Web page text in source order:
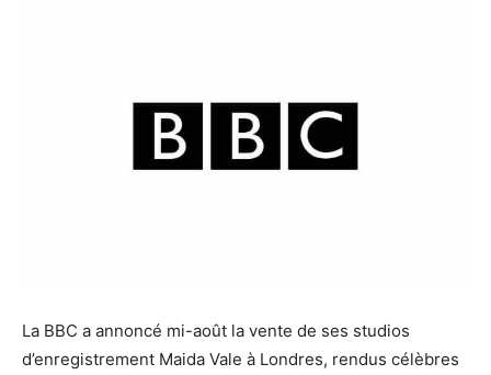
La BBC a annoncé mi-août la vente de ses studios
d’enregistrement Maida Vale à Londres, rendus célèbres